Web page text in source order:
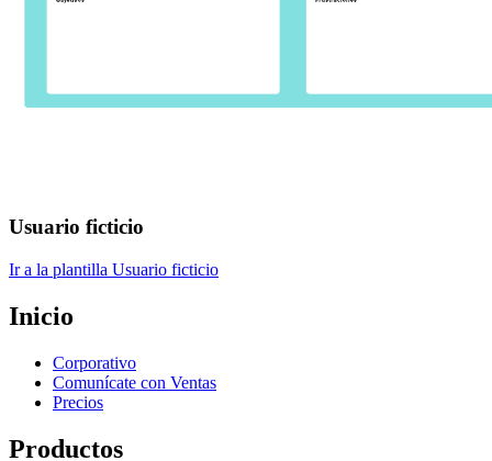
Usuario ficticio
Ir a la plantilla Usuario ficticio
Inicio
Corporativo
Comunícate con Ventas
Precios
Productos